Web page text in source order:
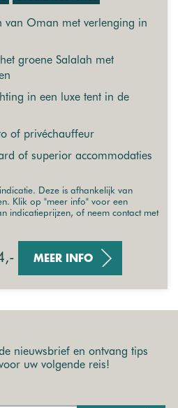
van Oman met verlenging in
groene Salalah met
in een luxe tent in de
of privéchauffeur
of superior accommodaties
Deze is afhankelijk van
Klik op "meer info" voor een
indicatieprijzen, of neem contact met
MEER INFO
nieuwsbrief en ontvang tips
uw volgende reis!